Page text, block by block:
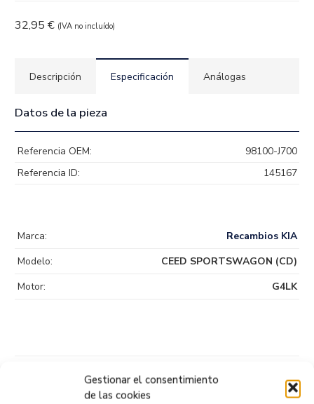
Gestionar el consentimiento
de las cookies
32,95 € (IVA no incluído)
Descripción Especificación Análogas
Datos de la pieza
Referencia OEM:
98100-J700
Referencia ID:
145167
Marca:
Recambios KIA
Modelo:
CEED SPORTSWAGON (CD)
Motor:
G4LK
Productos relacionados